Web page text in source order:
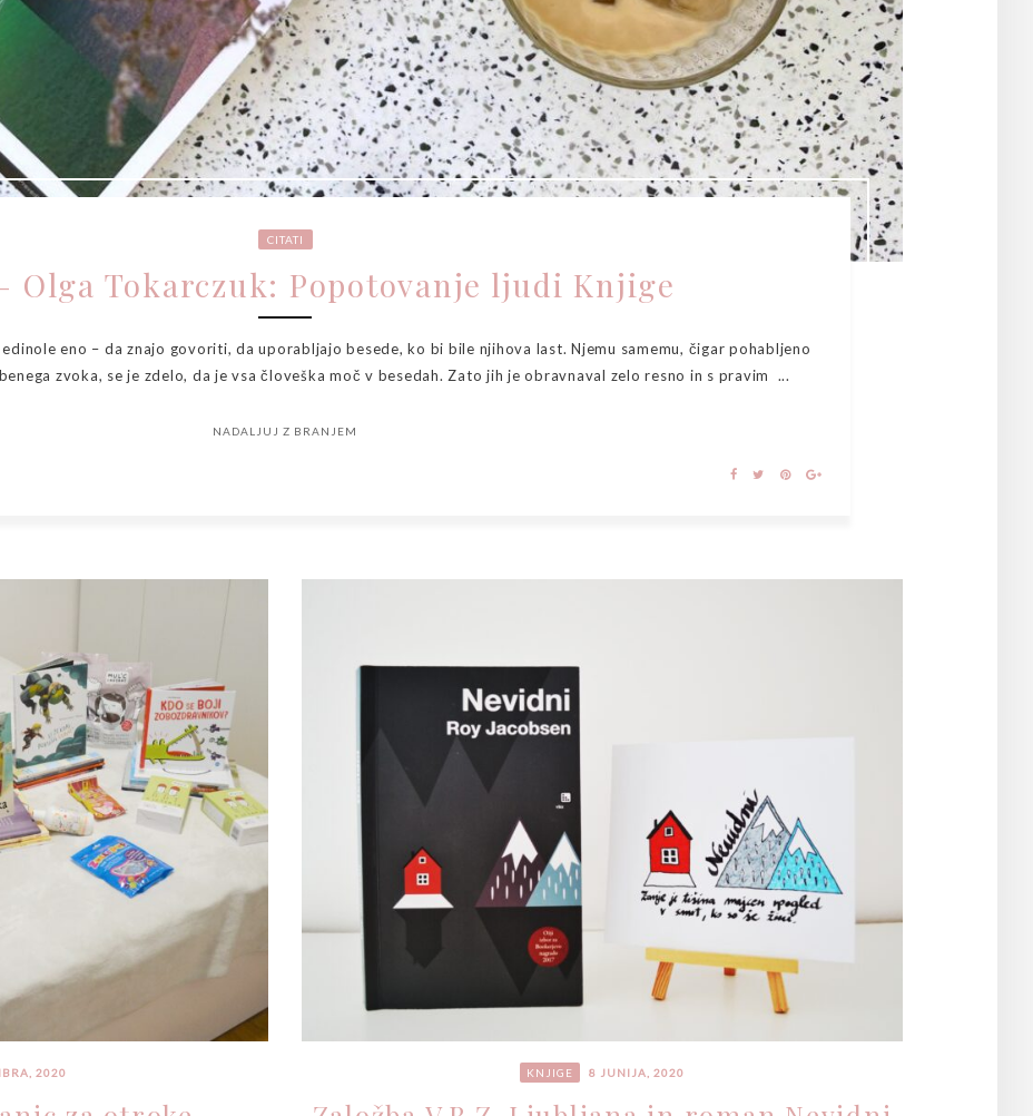
CITATI
Olga Tokarczuk: Popotovanje ljudi Knjige
eno – da znajo govoriti, da uporabljajo besede, ko bi bile njihova last. Njemu samemu, čigar pohabljeno
zvoka, se je zdelo, da je vsa človeška moč v besedah. Zato jih je obravnaval zelo resno in s pravim ...
NADALJUJ Z BRANJEM
2020 KNJIGE 8 JUNIJA, 2020